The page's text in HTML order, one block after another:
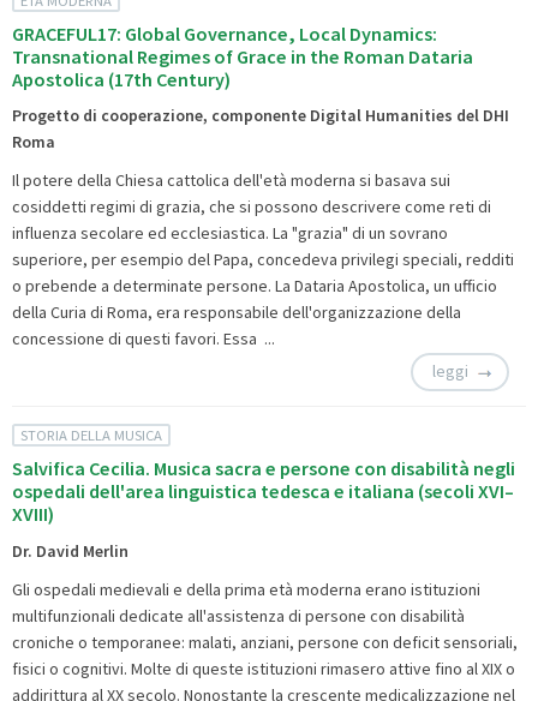
GRACEFUL17: Global Governance, Local Dynamics:
Transnational Regimes of Grace in the Roman Dataria
Apostolica (17th Century)
Progetto di cooperazione, componente Digital Humanities del DHI
Roma
Il potere della Chiesa cattolica dell'età moderna si basava sui
cosiddetti regimi di grazia, che si possono descrivere come reti di
influenza secolare ed ecclesiastica. La "grazia" di un sovrano
superiore, per esempio del Papa, concedeva privilegi speciali, redditi
o prebende a determinate persone. La Dataria Apostolica, un ufficio
della Curia di Roma, era responsabile dell'organizzazione della
concessione di questi favori. Essa ...
leggi
STORIA DELLA MUSICA
Salvifica Cecilia. Musica sacra e persone con disabilità negli
ospedali dell'area linguistica tedesca e italiana (secoli XVI–
XVIII)
Dr. David Merlin
Gli ospedali medievali e della prima età moderna erano istituzioni
multifunzionali dedicate all'assistenza di persone con disabilità
croniche o temporanee: malati, anziani, persone con deficit sensoriali,
fisici o cognitivi. Molte di queste istituzioni rimasero attive fino al XIX o
addirittura al XX secolo. Nonostante la crescente medicalizzazione nel